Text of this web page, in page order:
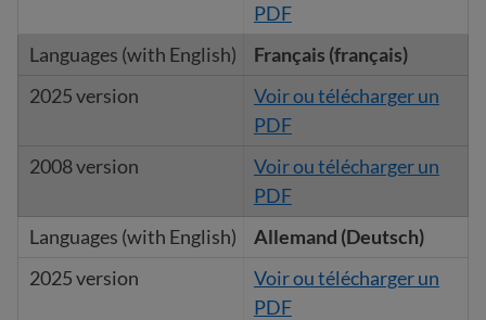
PDF
Français (français)
Voir ou télécharger un
PDF
Voir ou télécharger un
PDF
Allemand (Deutsch)
Voir ou télécharger un
PDF